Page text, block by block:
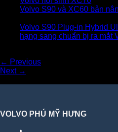
Volvo S90 và XC60 bản
Volvo S90 Plug‑in Hybrid
hạng sang chuẩn bị ra mắt
← Previous
Next →
VOLVO PHÚ MỸ HƯNG